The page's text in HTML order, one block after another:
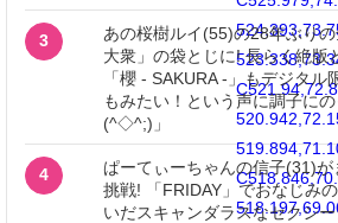
3
あの桜樹ルイ(55)の28年ぶり
大衆」の袋とじに! 長らく絶版
「櫻 - SAKURA -」もデジタ
もみたい！という声に調子に
(^◇^;)」
4
ぱーてぃーちゃんの信子(31)
挑戦! 「FRIDAY」でおなじみ
いだスキャンダラスなセクシ